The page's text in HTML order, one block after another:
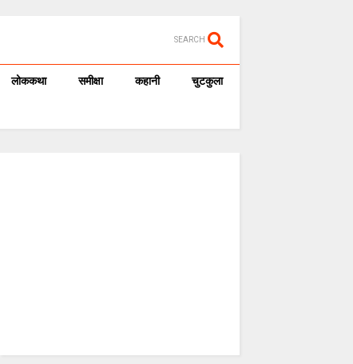
SEARCH
लोककथा समीक्षा कहानी चुटकुला